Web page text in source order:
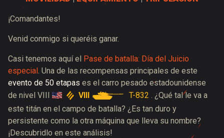
¡Comandantes!
Venid conmigo si queréis ganar.
Casi tenemos aquí el Pase de batalla: Día del Juicio
especial. Una de las recompensas principales de este
evento de 50 etapas es el carro pesado estadounidense
de nivel VIII
VIII T-832 . ¿Qué tal le va a
este titán en el campo de batalla? ¿Es tan duro y
persistente como la otra máquina que lleva su nombre?
¡Descubridlo en este análisis!